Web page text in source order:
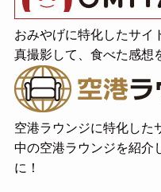
おみやげに特化したサイ
真撮影して、食べた感想
空港ラウンジに特化した
中の空港ラウンジを紹介
に！